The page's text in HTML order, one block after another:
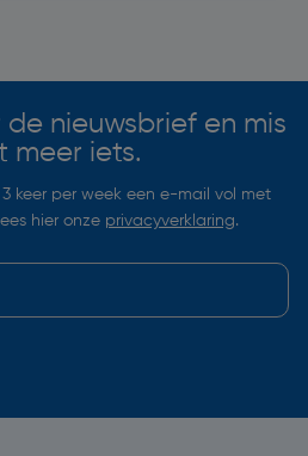
nieuwsbrief en mis
meer iets.
keer per week een e-mail vol met
hier onze privacyverklaring.